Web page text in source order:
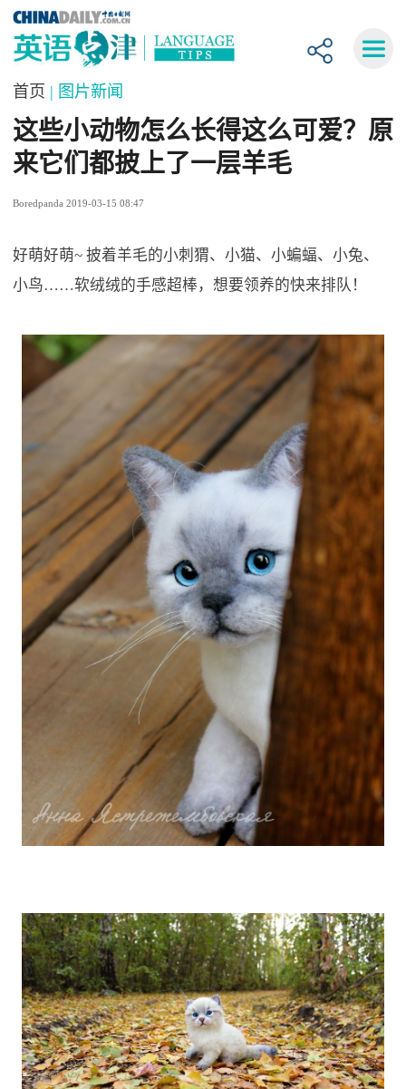
首页 | 图片新闻
这些小动物怎么长得这么可爱？原
来它们都披上了一层羊毛
Boredpanda 2019-03-15 08:47
好萌好萌~ 披着羊毛的小刺猬、小猫、小蝙蝠、小兔、
小鸟……软绒绒的手感超棒，想要领养的快来排队！